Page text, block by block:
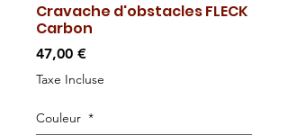
Cravache d'obstacles FLECK
Carbon
47,00 €Prix
Taxe Incluse
Couleur *